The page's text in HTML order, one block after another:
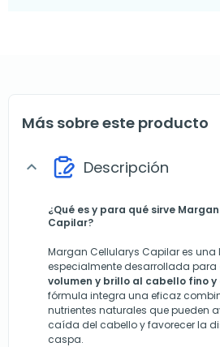
Más sobre este producto
expand_more Descripción
¿Qué es y para qué sirve
Capilar?
Margan Cellularys Capilar es
especialmente desarrollada para
volumen y brillo al cabello fino
fórmula integra una eficaz
nutrientes naturales que pueden
caída del cabello y favorecer la
caspa.